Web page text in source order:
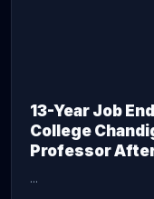
13-Year Job
College
Professor
...